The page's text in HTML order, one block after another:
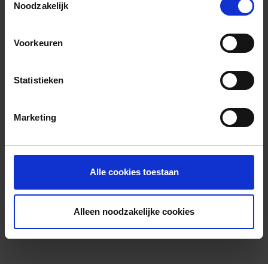
Noodzakelijk
Voorkeuren
Statistieken
Marketing
Alle cookies toestaan
Alleen noodzakelijke cookies